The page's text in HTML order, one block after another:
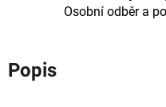
Osobní odběr a
Popis